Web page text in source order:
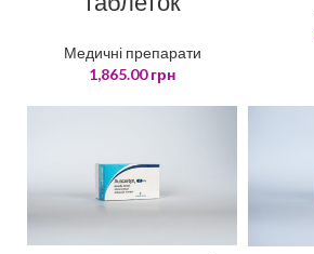
Медичні препарати
1,865.00грн